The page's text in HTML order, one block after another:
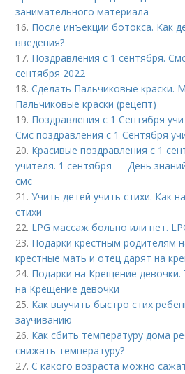
занимательного материала
16. После инъекции ботокса. Как
введения?
17. Поздравления с 1 сентября.
сентября 2022
18.Сделать Пальчиковые краски.
Пальчиковые краски (рецепт)
19. Поздравления с 1 Сентября
Смс поздравления с 1 Сентября
20. Красивые поздравления с 1
учителя. 1 сентября — День
смс
21.Учить детей учить стихи. Как
стихи
22. LPG массаж больно или нет.
23. Подарки крестным родителям
крестные мать и отец дарят на
24. Подарки на Крещение
на Крещение девочки
25. Как выучить быстро стих
заучиванию
26. Как сбить температуру дома
снижать температуру?
27.С какого возраста можно